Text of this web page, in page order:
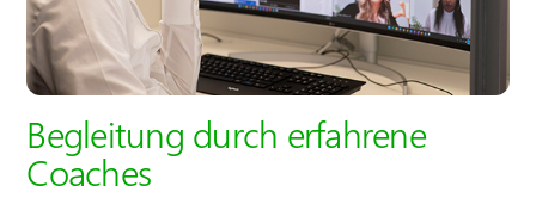
Begleitung durch erfahrene
Coaches